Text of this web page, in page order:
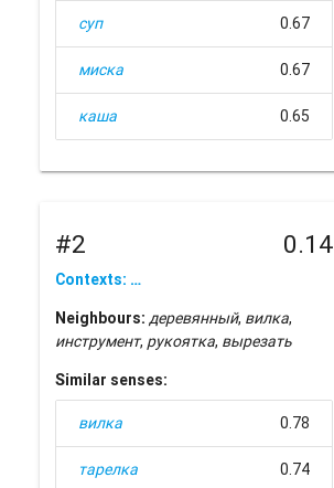
суп 0.67
миска 0.67
каша 0.65
#2 0.14
Contexts: …
Neighbours: деревянный, вилка,
инструмент, рукоятка, вырезать
Similar senses:
вилка 0.78
тарелка 0.74